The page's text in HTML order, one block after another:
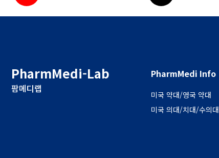
PharmMedi-Lab
팜메디랩
PharmMedi Info
미국 약대/영국 약대
미국 의대/치대/수의대